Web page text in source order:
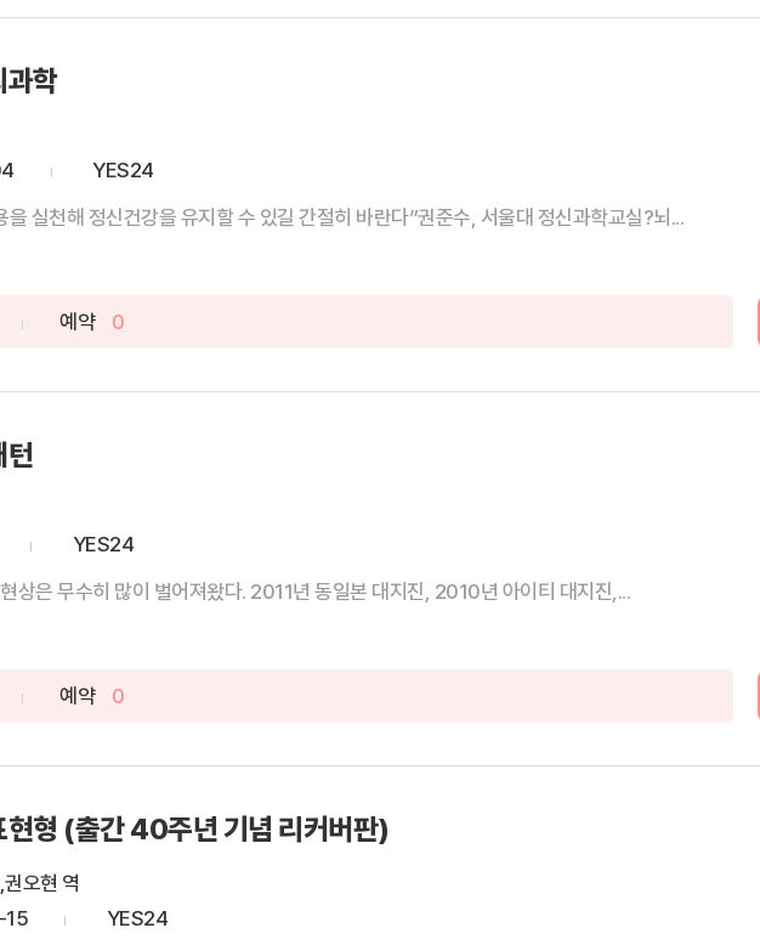
과학
YES24
실천해 정신건강을 유지할 수 있길 간절히 바란다”권준수, 서울대 정신과학교실?뇌...
예약 0
턴
YES24
상은 무수히 많이 벌어져왔다. 2011년 동일본 대지진, 2010년 아이티 대지진,...
예약 0
현형 (출간 40주년 기념 리커버판)
오현 역
YES24